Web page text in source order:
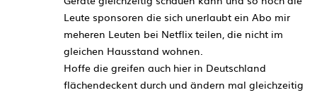
Leute sponsoren die sich unerlaubt ein Abo mir
meheren Leuten bei Netflix teilen, die nicht im
gleichen Hausstand wohnen.
Hoffe die greifen auch hier in Deutschland
flächendeckent durch und ändern mal gleichzeitig